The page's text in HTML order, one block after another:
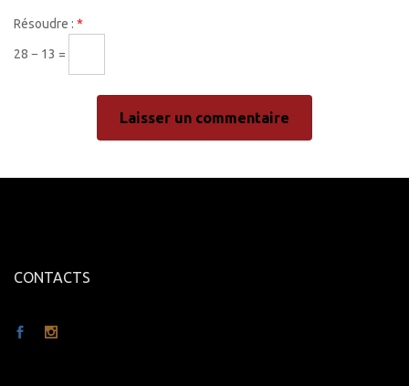
Résoudre : *
28 − 13 =
CONTACTS